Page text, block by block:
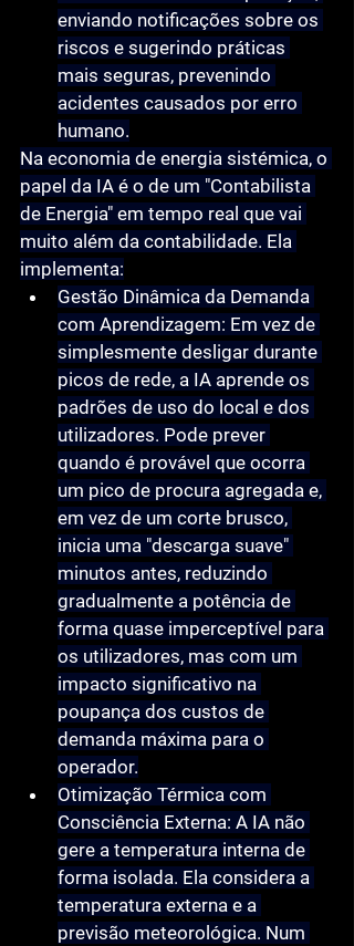
enviando notificações sobre os
riscos e sugerindo práticas
mais seguras, prevenindo
acidentes causados por erro
humano.
Na economia de energia sistémica, o
papel da IA é o de um "Contabilista
de Energia" em tempo real que vai
muito além da contabilidade. Ela
implementa:
Gestão Dinâmica da Demanda
com Aprendizagem: Em vez de
simplesmente desligar durante
picos de rede, a IA aprende os
padrões de uso do local e dos
utilizadores. Pode prever
quando é provável que ocorra
um pico de procura agregada e,
em vez de um corte brusco,
inicia uma "descarga suave"
minutos antes, reduzindo
gradualmente a potência de
forma quase imperceptível para
os utilizadores, mas com um
impacto significativo na
poupança dos custos de
demanda máxima para o
operador.
Otimização Térmica com
Consciência Externa: A IA não
gere a temperatura interna de
forma isolada. Ela considera a
temperatura externa e a
previsão meteorológica. Num